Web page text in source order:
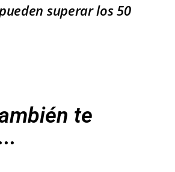
superar los 50
te